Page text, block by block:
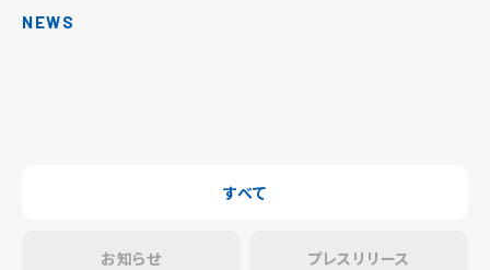
NEWS
すべて
お知らせ プレスリリース